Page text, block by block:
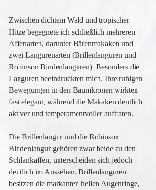
Zwischen dichtem Wald und tropischer
Hitze begegnete ich schließlich mehreren
Affenarten, darunter Bärenmakaken und
zwei Langurenarten (Brillenlanguren und
Robinson Bindenlanguren). Besonders die
Languren beeindruckten mich. Ihre ruhigen
Bewegungen in den Baumkronen wirkten
fast elegant, während die Makaken deutlich
aktiver und temperamentvoller auftraten.
Die Brillenlangur und die Robinson-
Bindenlangur gehören zwar beide zu den
Schlankaffen, unterscheiden sich jedoch
deutlich im Aussehen. Brillenlanguren
besitzen die markanten hellen Augenringe,